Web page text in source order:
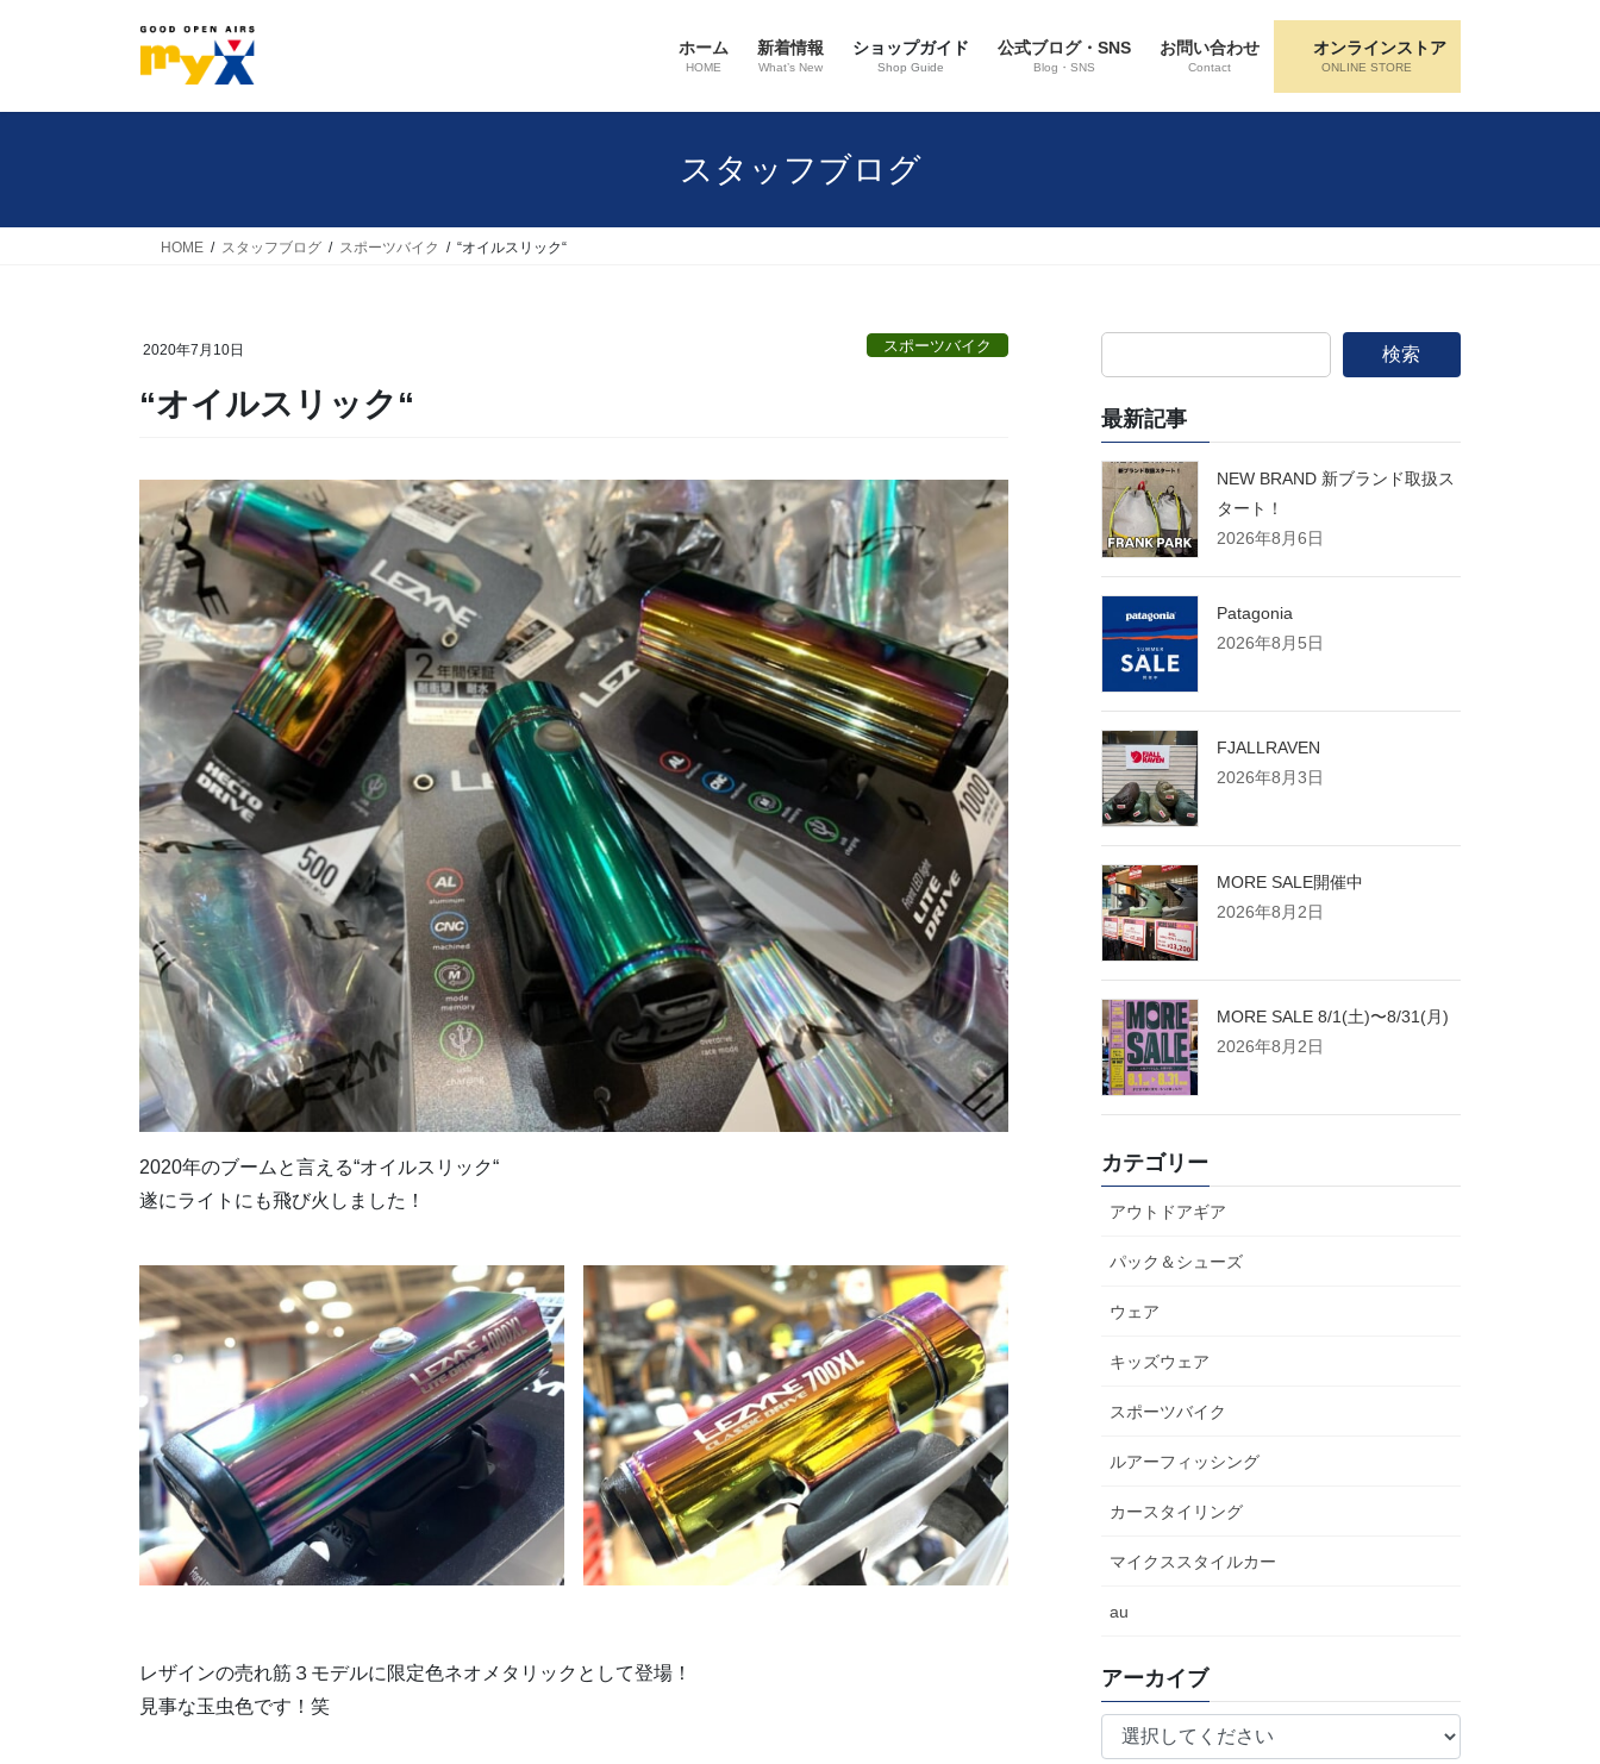
ン
ー
ホーム
HOME
新着情報
What’s New
ショップガイド
Shop Guide
公式ブログ・SNS
Blog・SNS
お問い合わせ
Contact
オンラインストア
ONLINE STORE
スタッフブログ
HOME スタッフブログ スポーツバイク “オイルスリック“
2020年7月10日 スポーツバイク
“オイルスリック“
2020年のブームと言える“オイルスリック“
遂にライトにも飛び火しました！
レザインの売れ筋３モデルに限定色ネオメタリックとして登場！
見事な玉虫色です！笑
検索
最新記事
NEW BRAND 新ブランド取扱ス
タート！
2026年8月6日
Patagonia
2026年8月5日
FJALLRAVEN
2026年8月3日
MORE SALE開催中
2026年8月2日
MORE SALE 8/1(土)〜8/31(月)
2026年8月2日
カテゴリー
アウトドアギア
パック＆シューズ
ウェア
キッズウェア
スポーツバイク
ルアーフィッシング
カースタイリング
マイクススタイルカー
au
アーカイブ